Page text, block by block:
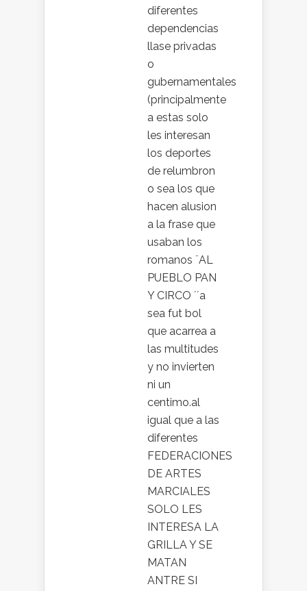
diferentes
dependencias
llase privadas
o
gubernamentales
(principalmente
a estas solo
les interesan
los deportes
de relumbron
o sea los que
hacen alusion
a la frase que
usaban los
romanos ¨AL
PUEBLO PAN
Y CIRCO ´´a
sea fut bol
que acarrea a
las multitudes
y no invierten
ni un
centimo.al
igual que a las
diferentes
FEDERACIONES
DE ARTES
MARCIALES
SOLO LES
INTERESA LA
GRILLA Y SE
MATAN
ANTRE SI